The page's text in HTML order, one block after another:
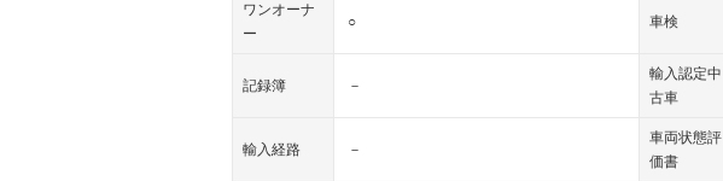
ワンオーナ
ー
○ 車検
記録簿 －
輸入認定中
古車
輸入経路 －
車両状態評
価書